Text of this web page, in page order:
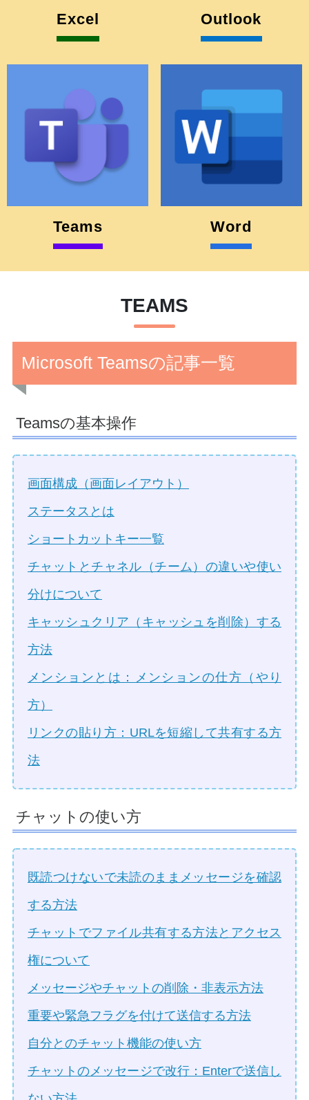
Excel Outlook
Teams Word
TEAMS
Microsoft Teamsの記事一覧
Teamsの基本操作
画面構成（画面レイアウト）
ステータスとは
ショートカットキー一覧
チャットとチャネル（チーム）の違いや使い
分けについて
キャッシュクリア（キャッシュを削除）する
方法
メンションとは：メンションの仕方（やり
方）
リンクの貼り方：URLを短縮して共有する方
法
チャットの使い方
既読つけないで未読のままメッセージを確認
する方法
チャットでファイル共有する方法とアクセス
権について
メッセージやチャットの削除・非表示方法
重要や緊急フラグを付けて送信する方法
自分とのチャット機能の使い方
チャットのメッセージで改行：Enterで送信し